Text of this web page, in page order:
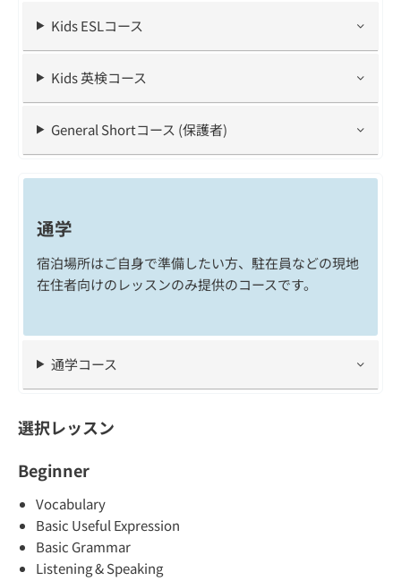
Kids ESLコース
Kids 英検コース
General Shortコース (保護者)
通学
宿泊場所はご自身で準備したい方、駐在員などの現地
在住者向けのレッスンのみ提供のコースです。
通学コース
選択レッスン
Beginner
Vocabulary
Basic Useful Expression
Basic Grammar
Listening & Speaking